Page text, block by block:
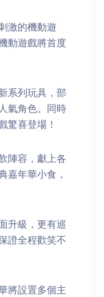
激的機動遊
動遊戲將首度
系列玩具，部
氣角色。同時
驚喜登場！
陣容，獻上各
嘉年華小食，
升級，更有巡
證全程歡笑不
將設置多個主